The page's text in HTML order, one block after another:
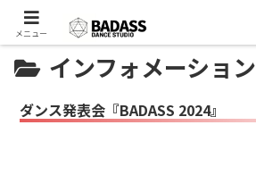
インフォメーション
ダンス発表会『BADASS 2024』
メニュー